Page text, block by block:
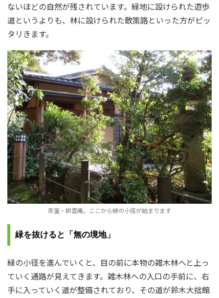
ないほどの自然が残されています。緑地に設けられた遊歩
道というよりも、林に設けられた散策路といった方がピッ
タリきます。
茶室・耕雲庵。ここから緑の小径が始まります
緑を抜けると「無の境地」
緑の小径を進んでいくと、目の前に本物の雑木林へと上っ
ていく通路が見えてきます。雑木林への入口の手前に、右
手に入っていく道が整備されており、その道が鈴木大拙館